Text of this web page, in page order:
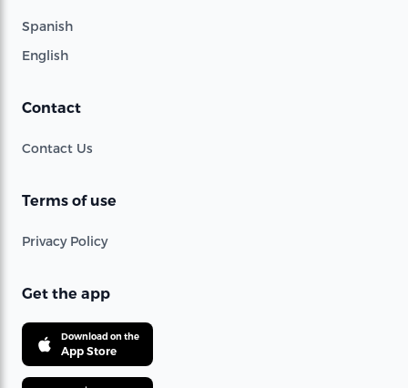
Spanish
English
Contact
Contact Us
Terms of use
Privacy Policy
Get the app
Download on the
App Store